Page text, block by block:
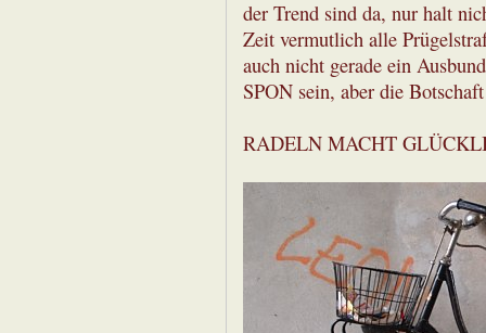
der Trend sind da, nur halt
Zeit vermutlich alle
auch nicht gerade ein
SPON sein, aber die
RADELN MACHT